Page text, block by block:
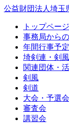
公益財団法人埼玉
トップページ
事務局から
年間行事予定
埼剣連・剣風
関連団体・
剣風
剣道
大会・予選会
審査会
講習会